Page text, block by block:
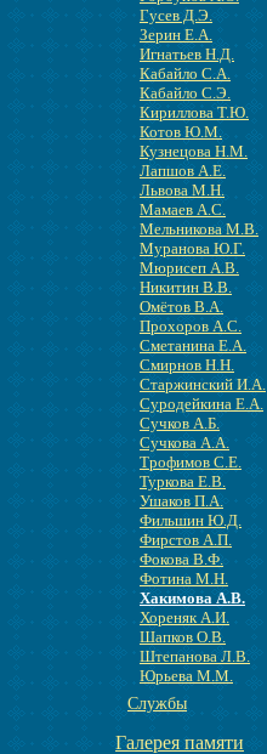
Гусев Д.Э.
Зерин Е.А.
Игнатьев Н.Д.
Кабайло С.А.
Кабайло С.Э.
Кириллова Т.Ю.
Котов Ю.М.
Кузнецова Н.М.
Лапшов А.Е.
Львова М.Н.
Мамаев А.С.
Мельникова М.В.
Муранова Ю.Г.
Мюрисеп А.В.
Никитин В.В.
Омётов В.А.
Прохоров А.С.
Сметанина Е.А.
Смирнов Н.Н.
Старжинский И.А.
Суродейкина Е.А.
Сучков А.Б.
Сучкова А.А.
Трофимов С.Е.
Туркова Е.В.
Ушаков П.А.
Фильшин Ю.Д.
Фирстов А.П.
Фокова В.Ф.
Фотина М.Н.
Хакимова А.В.
Хореняк А.И.
Шапков О.В.
Штепанова Л.В.
Юрьева М.М.
Службы
Галерея памяти